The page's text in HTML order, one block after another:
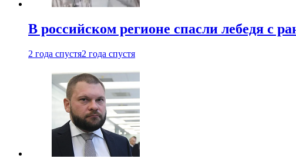
В российском регионе спасли лебедя с
2 года спустя2 года спустя